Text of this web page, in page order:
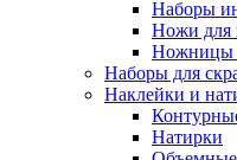
Наборы
Ножи для
Ножницы
Наборы для
Наклейки и
Натирки